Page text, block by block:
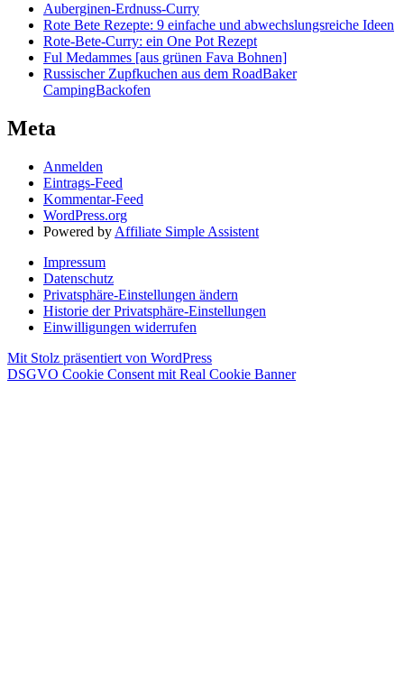
Auberginen-Erdnuss-Curry
Rote Bete Rezepte: 9 einfache und abwechslungsreiche Ideen
Rote-Bete-Curry: ein One Pot Rezept
Ful Medammes [aus grünen Fava Bohnen]
Russischer Zupfkuchen aus dem RoadBaker
CampingBackofen
Meta
Anmelden
Eintrags-Feed
Kommentar-Feed
WordPress.org
Powered by Affiliate Simple Assistent
Impressum
Datenschutz
Privatsphäre-Einstellungen ändern
Historie der Privatsphäre-Einstellungen
Einwilligungen widerrufen
Mit Stolz präsentiert von WordPress
DSGVO Cookie Consent mit Real Cookie Banner